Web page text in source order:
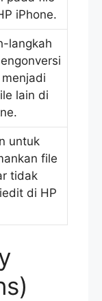
iPhone.
langkah
lain di
untuk
file
tidak
di HP